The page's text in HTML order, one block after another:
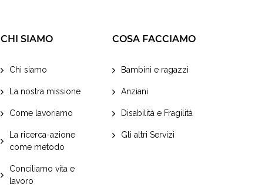
CHI SIAMO
Chi siamo
La nostra missione
Come lavoriamo
La ricerca-azione
come metodo
Conciliamo vita e
lavoro
COSA FACCIAMO
Bambini e ragazzi
Anziani
Disabilità e Fragilità
Gli altri Servizi